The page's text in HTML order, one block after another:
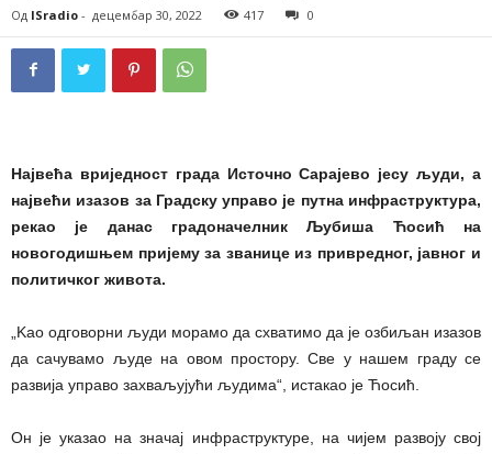
Од ISradio - децембар 30, 2022 417 0
Највећа вриједност града Источно Сарајево јесу људи, а
највећи изазов за Градску управо је путна инфраструктура,
рекао је данас градоначелник Љубиша Ћосић на
новогодишњем пријему за званице из привредног, јавног и
политичког живота.
„Kао одговорни људи морамо да схватимо да је озбиљан изазов
да сачувамо људе на овом простору. Све у нашем граду се
развија управо захваљујући људима“, истакао је Ћосић.
Он је указао на значај инфраструктуре, на чијем развоју свој